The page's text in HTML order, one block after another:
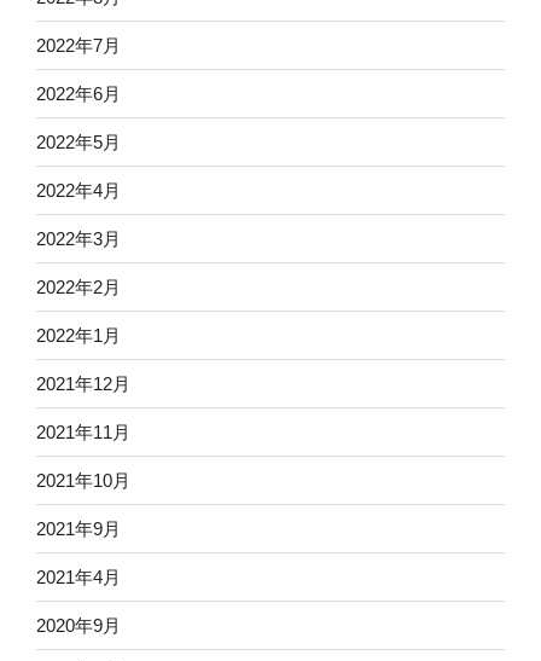
2022年7月
2022年6月
2022年5月
2022年4月
2022年3月
2022年2月
2022年1月
2021年12月
2021年11月
2021年10月
2021年9月
2021年4月
2020年9月